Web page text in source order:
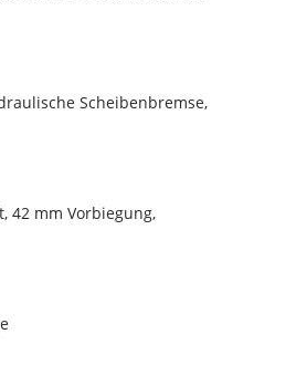
Scheibenbremse,
42 mm Vorbiegung,